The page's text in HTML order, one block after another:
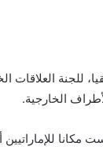
للجنة العلاقات
الخارجية.
مكانا للإماراتيين